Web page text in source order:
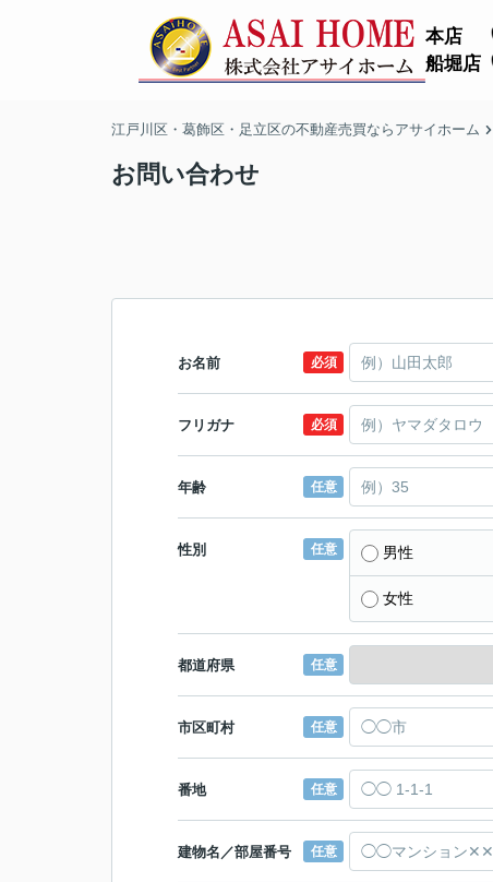
本店
船堀店
江戸川区・葛飾区・足立区の不動産売買ならアサイホーム
お問い合わせ
お名前 必須
フリガナ 必須
年齢 任意
性別 任意 男性
女性
都道府県 任意
市区町村 任意
番地 任意
建物名／部屋番号 任意